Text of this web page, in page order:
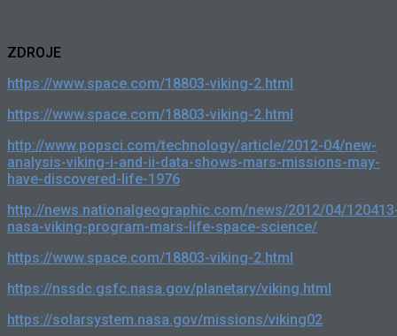
ZDROJE
https://www.space.com/18803-viking-2.html
https://www.space.com/18803-viking-2.html
http://www.popsci.com/technology/article/2012-04/new-
analysis-viking-i-and-ii-data-shows-mars-missions-may-
have-discovered-life-1976
http://news.nationalgeographic.com/news/2012/04/
nasa-viking-program-mars-life-space-science/
https://www.space.com/18803-viking-2.html
https://nssdc.gsfc.nasa.gov/planetary/viking.html
https://solarsystem.nasa.gov/missions/viking02